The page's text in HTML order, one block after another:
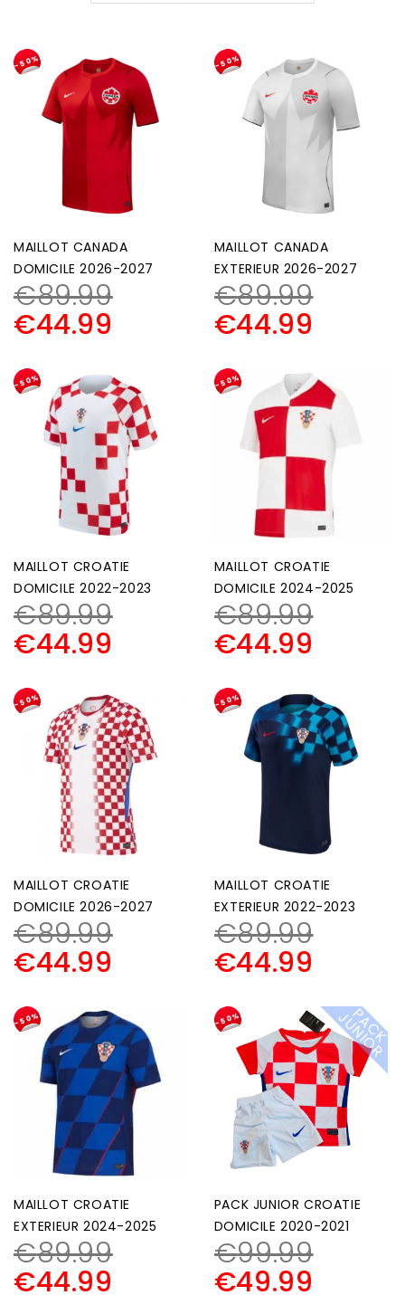
-50%
MAILLOT CANADA
DOMICILE 2026-2027
€89.99
€44.99
-50%
MAILLOT CANADA
EXTERIEUR 2026-2027
€89.99
€44.99
-50%
MAILLOT CROATIE
DOMICILE 2022-2023
€89.99
€44.99
-50%
MAILLOT CROATIE
DOMICILE 2024-2025
€89.99
€44.99
-50%
MAILLOT CROATIE
DOMICILE 2026-2027
€89.99
€44.99
-50%
MAILLOT CROATIE
EXTERIEUR 2022-2023
€89.99
€44.99
-50%
MAILLOT CROATIE
EXTERIEUR 2024-2025
€89.99
€44.99
-50% P
A
C
K
J
U
N
I
O
R
PACK JUNIOR CROATIE
DOMICILE 2020-2021
€99.99
€49.99